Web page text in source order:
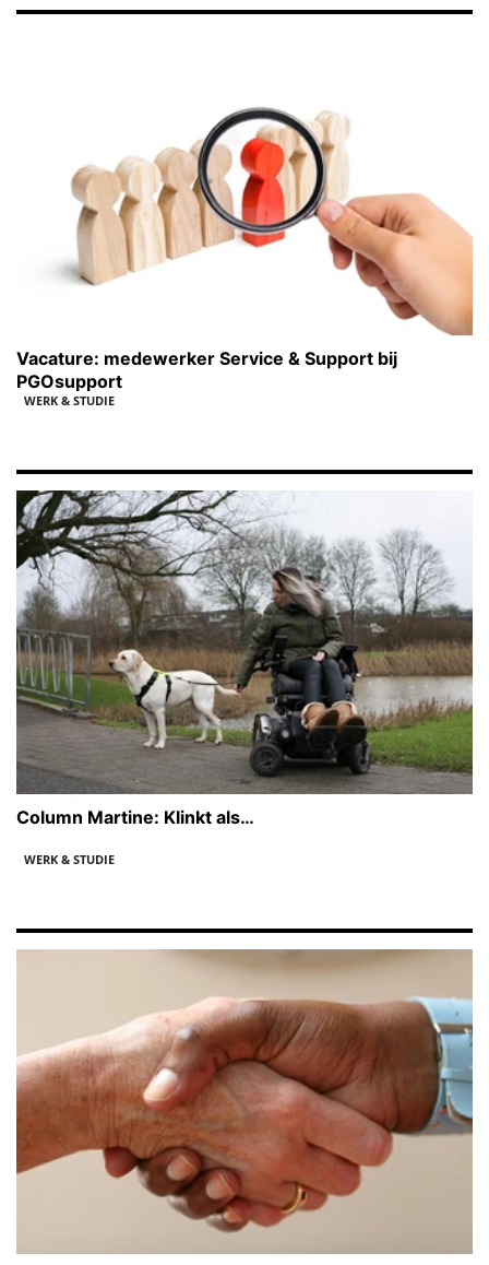
Vacature: medewerker Service & Support bij
PGOsupport
WERK & STUDIE
Column Martine: Klinkt als…
WERK & STUDIE